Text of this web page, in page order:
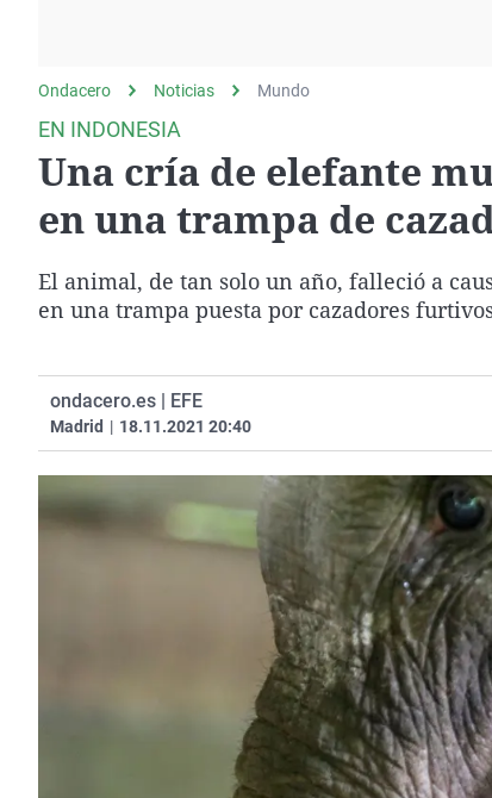
Como el perro y el
Negra
País Vasco
Ondacero Noticias Mundo
EN INDONESIA
Una cría de elefante
en una trampa de
El animal, de tan solo un año, falleció a
en una trampa puesta por cazadores
ondacero.es | EFE
Madrid | 18.11.2021 20:40